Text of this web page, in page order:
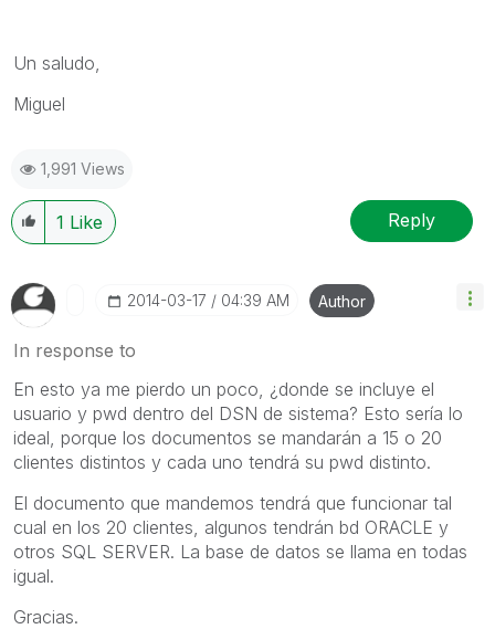
Un saludo,
Miguel
1,991 Views
1 Like Reply
‎2014-03-17 04:39 AM Author
In response to
En esto ya me pierdo un poco, ¿donde se incluye el
usuario y pwd dentro del DSN de sistema? Esto sería lo
ideal, porque los documentos se mandarán a 15 o 20
clientes distintos y cada uno tendrá su pwd distinto.
El documento que mandemos tendrá que funcionar tal
cual en los 20 clientes, algunos tendrán bd ORACLE y
otros SQL SERVER. La base de datos se llama en todas
igual.
Gracias.